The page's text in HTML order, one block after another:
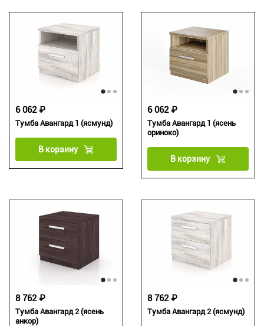
Тумба Авангард 1 (ясмунд)
6 062 ₽
В корзину
Тумба Авангард 1 (ясень
ориноко)
6 062 ₽
В корзину
Тумба Авангард 2 (ясень
анкор)
8 762 ₽
Тумба Авангард 2 (ясмунд)
8 762 ₽